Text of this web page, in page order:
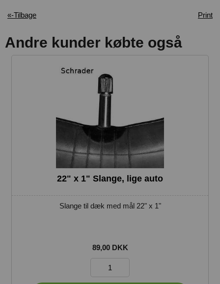
«-Tilbage Print
Andre kunder købte også
22" x 1" Slange, lige auto
Slange til dæk med mål 22" x 1"
89,00 DKK